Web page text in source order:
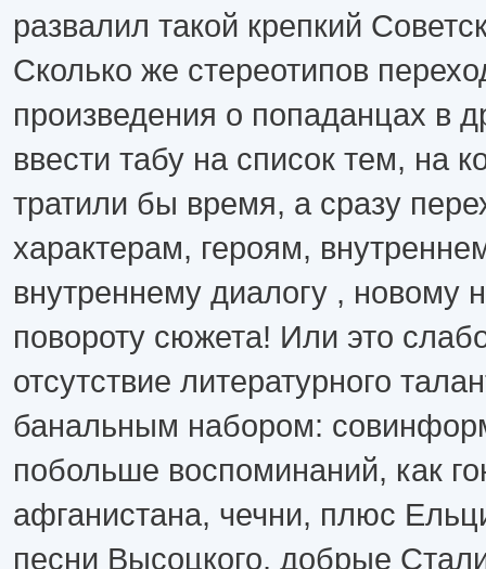
развалил такой крепкий
Сколько же стереотипов
произведения о попаданцах в
ввести табу на список тем, на
тратили бы время, а сразу
характерам, героям,
внутреннему диалогу , новому
повороту сюжета! Или это
отсутствие литературного
банальным набором:
побольше воспоминаний, как
афганистана, чечни, плюс
песни Высоцкого, добрые